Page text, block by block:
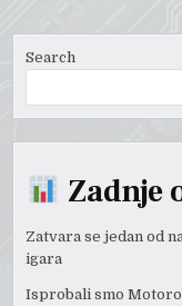
Search
Zadnje
Zatvara se jedan od
igara
Isprobali smo